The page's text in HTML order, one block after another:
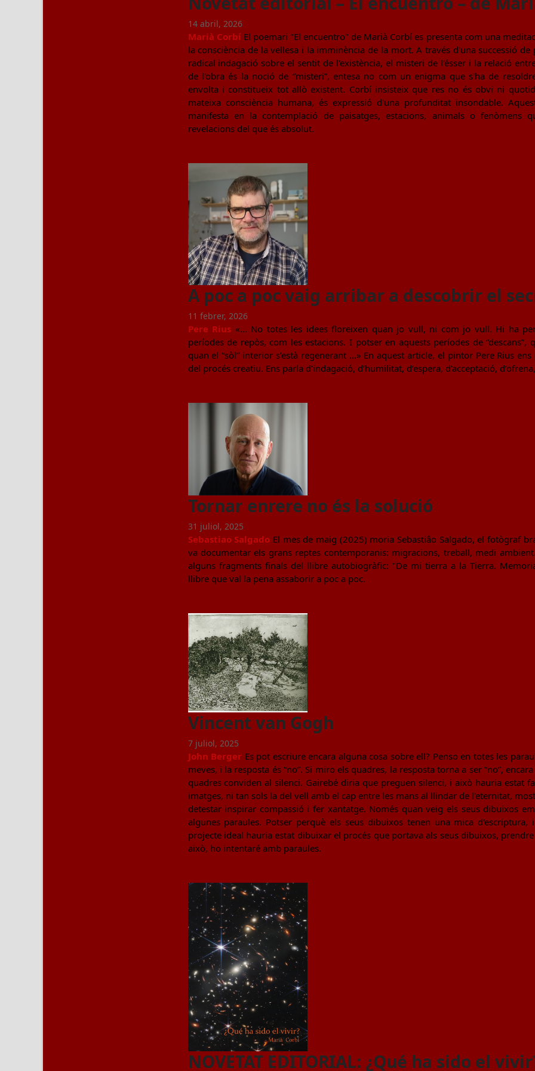
14 abril, 2026
Marià CorbíEl poemari "El encuentro" de Marià Corbí es presenta com una
la consciència de la vellesa i la imminència de la mort. A través d'una successió
radical indagació sobre el sentit de l'existència, el misteri de l'ésser i la relació
de l'obra és la noció de “misteri”, entesa no com un enigma que s'ha de
envolta i constitueix tot allò existent. Corbí insisteix que res no és obvi ni
mateixa consciència humana, és expressió d'una profunditat insondable.
manifesta en la contemplació de paisatges, estacions, animals o fenòmens
revelacions del que és absolut.
A poc a poc vaig arribar a descobrir el
11 febrer, 2026
Pere Rius «... No totes les idees floreixen quan jo vull, ni com jo vull. Hi ha
períodes de repòs, com les estacions. I potser en aquests períodes de “descans”,
quan el “sòl” interior s’està regenerant …» En aquest article, el pintor Pere Rius
del procés creatiu. Ens parla d’indagació, d’humilitat, d’espera, d’acceptació,
Tornar enrere no és la solució
31 juliol, 2025
Sebastiao Salgado El mes de maig (2025) moria Sebastiâo Salgado, el fotògraf
va documentar els grans reptes contemporanis: migracions, treball, medi
alguns fragments finals del llibre autobiogràfic: "De mi tierra a la Tierra.
llibre que val la pena assaborir a poc a poc.
Vincent van Gogh
7 juliol, 2025
John Berger Es pot escriure encara alguna cosa sobre ell? Penso en totes les
meves, i la resposta és “no”. Si miro els quadres, la resposta torna a ser “no”,
quadres conviden al silenci. Gairebé diria que preguen silenci, i això hauria estat
imatges, ni tan sols la del vell amb el cap entre les mans al llindar de l'eternitat,
detestar inspirar compassió i fer xantatge. Només quan veig els seus dibuixos
algunes paraules. Potser perquè els seus dibuixos tenen una mica
projecte ideal hauria estat dibuixar el procés que portava als seus dibuixos,
això, ho intentaré amb paraules.
NOVETAT EDITORIAL: ¿Qué ha sido el